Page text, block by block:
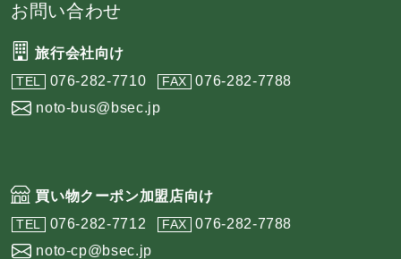
お問い合わせ
旅行会社向け
TEL 076-282-7710 FAX
076-282-7788
noto-bus@bsec.jp
買い物クーポン加盟店向け
TEL 076-282-7712 FAX
076-282-7788
noto-cp@bsec.jp